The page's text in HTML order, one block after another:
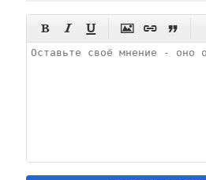
     